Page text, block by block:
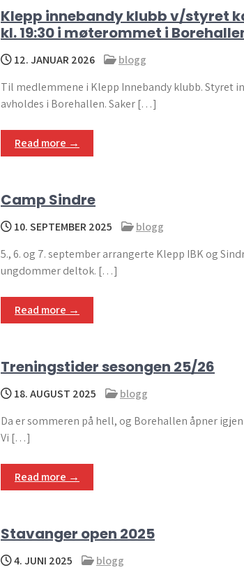
Klepp innebandy klubb v/styret
kl. 19:30 i møterommet i
12. JANUAR 2026
blogg
Til medlemmene i Klepp Innebandy klubb. Styret
avholdes i Borehallen. Saker […]
Read more →
Camp Sindre
10. SEPTEMBER 2025
blogg
5., 6. og 7. september arrangerte Klepp IBK og
ungdommer deltok. […]
Read more →
Treningstider sesongen 25/26
18. AUGUST 2025
blogg
Da er sommeren på hell, og Borehallen åpner
Vi […]
Read more →
Stavanger open 2025
4. JUNI 2025
blogg